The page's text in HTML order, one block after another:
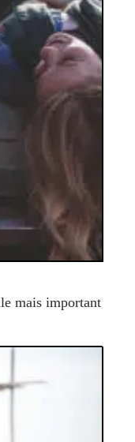
mais important